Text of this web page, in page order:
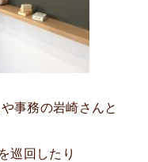
事務の岩崎さんと
巡回したり